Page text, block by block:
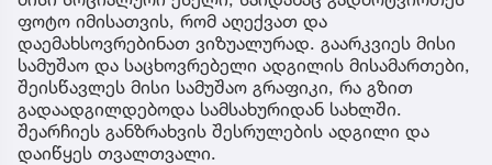
ფოტო იმისათვის, რომ აღექვათ და
დაემახსოვრებინათ ვიზუალურად. გაარკვიეს მისი
სამუშაო და საცხოვრებელი ადგილის მისამართები,
შეისწავლეს მისი სამუშაო გრაფიკი, რა გზით
გადაადგილდებოდა სამსახურიდან სახლში.
შეარჩიეს განზრახვის შესრულების ადგილი და
დაიწყეს თვალთვალი.